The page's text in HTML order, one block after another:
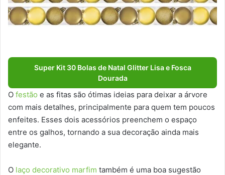
Super Kit 30 Bolas de Natal Glitter Lisa e Fosca
Dourada
O festão e as fitas são ótimas ideias para deixar a árvore
com mais detalhes, principalmente para quem tem poucos
enfeites. Esses dois acessórios preenchem o espaço
entre os galhos, tornando a sua decoração ainda mais
elegante.
O laço decorativo marfim também é uma boa sugestão